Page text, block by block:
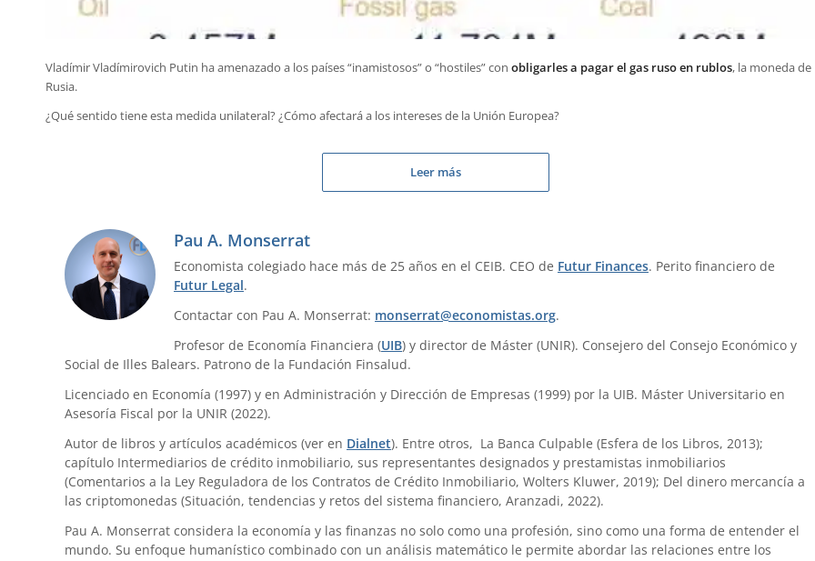
Vladímir Vladímirovich Putin ha amenazado a los países “inamistosos” o “hostiles” con obligarles a pagar el gas ruso en rublos, la moneda de
Rusia.
¿Qué sentido tiene esta medida unilateral? ¿Cómo afectará a los intereses de la Unión Europea?
Leer más
Pau A. Monserrat
Economista colegiado hace más de 25 años en el CEIB. CEO de Futur Finances. Perito financiero de
Futur Legal.
Contactar con Pau A. Monserrat: monserrat@economistas.org.
Profesor de Economía Financiera (UIB) y director de Máster (UNIR). Consejero del Consejo Económico y
Social de Illes Balears. Patrono de la Fundación Finsalud.
Licenciado en Economía (1997) y en Administración y Dirección de Empresas (1999) por la UIB. Máster Universitario en
Asesoría Fiscal por la UNIR (2022).
Autor de libros y artículos académicos (ver en Dialnet). Entre otros, La Banca Culpable (Esfera de los Libros, 2013);
capítulo Intermediarios de crédito inmobiliario, sus representantes designados y prestamistas inmobiliarios
(Comentarios a la Ley Reguladora de los Contratos de Crédito Inmobiliario, Wolters Kluwer, 2019); Del dinero mercancía a
las criptomonedas (Situación, tendencias y retos del sistema financiero, Aranzadi, 2022).
Pau A. Monserrat considera la economía y las finanzas no solo como una profesión, sino como una forma de entender el
mundo. Su enfoque humanístico combinado con un análisis matemático le permite abordar las relaciones entre los